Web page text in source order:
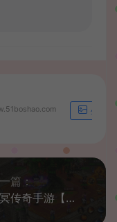
生成海
篇：
幽冥传奇手游【美杜莎】最新整理WIN系服务端+安卓苹果PC三端+GM授权后台+详细搭建教程